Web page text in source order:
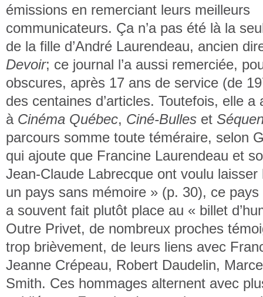
émissions en remerciant leurs meilleurs
communicateurs. Ça n’a pas été là la
de la fille d’André Laurendeau, ancien
Devoir; ce journal l’a aussi remerciée,
obscures, après 17 ans de service (de
des centaines d’articles. Toutefois, elle a
à Cinéma Québec, Ciné-Bulleset
parcours somme toute téméraire, selon
qui ajoute que Francine Laurendeau et
Jean-Claude Labrecque ont voulu laisser
un pays sans mémoire » (p. 30), ce pays
a souvent fait plutôt place au « billet
Outre Privet, de nombreux proches
trop brièvement, de leurs liens avec
Jeanne Crépeau, Robert Daudelin,
Smith. Ces hommages alternent avec